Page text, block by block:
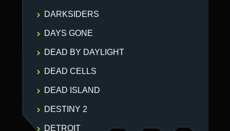
DARKSIDERS
DAYS GONE
DEAD BY DAYLIGHT
DEAD CELLS
DEAD ISLAND
DESTINY 2
DETROIT